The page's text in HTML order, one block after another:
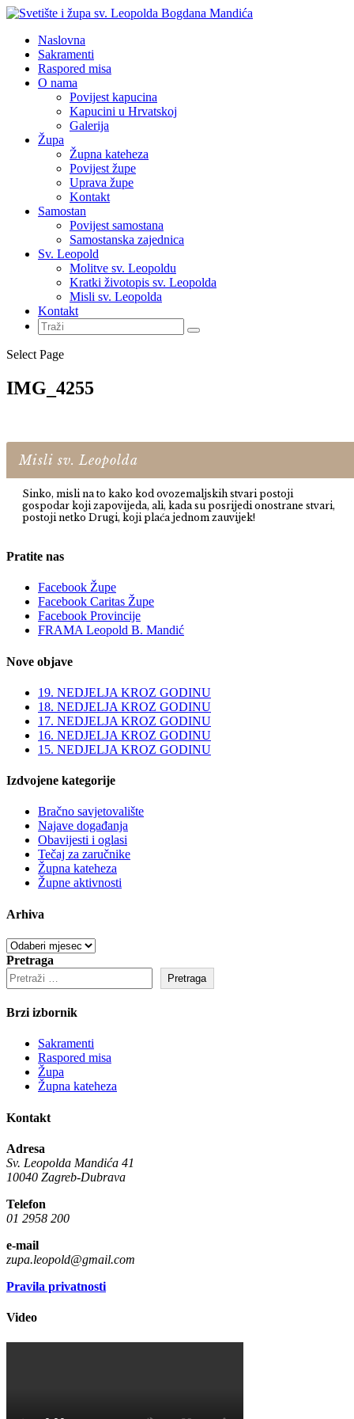
Naslovna
Sakramenti
Raspored misa
O nama
Povijest kapucina
Kapucini u Hrvatskoj
Galerija
Župa
Župna kateheza
Povijest župe
Uprava župe
Kontakt
Samostan
Povijest samostana
Samostanska zajednica
Sv. Leopold
Molitve sv. Leopoldu
Kratki životopis sv. Leopolda
Misli sv. Leopolda
Kontakt
Select Page
IMG_4255
Misli sv. Leopolda
Sinko, misli na to kako kod ovozemaljskih stvari postoji
gospodar koji zapovijeda, ali, kada su posrijedi onostrane stvari,
postoji netko Drugi, koji plaća jednom zauvijek!
Pratite nas
Facebook Župe
Facebook Caritas Župe
Facebook Provincije
FRAMA Leopold B. Mandić
Nove objave
19. NEDJELJA KROZ GODINU
18. NEDJELJA KROZ GODINU
17. NEDJELJA KROZ GODINU
16. NEDJELJA KROZ GODINU
15. NEDJELJA KROZ GODINU
Izdvojene kategorije
Bračno savjetovalište
Najave događanja
Obavijesti i oglasi
Tečaj za zaručnike
Župna kateheza
Župne aktivnosti
Arhiva
Arhiva
Pretraga
Pretraga
Brzi izbornik
Sakramenti
Raspored misa
Župa
Župna kateheza
Kontakt
Adresa
Sv. Leopolda Mandića 41
10040 Zagreb-Dubrava
Telefon
01 2958 200
e-mail
zupa.leopold@gmail.com
Pravila privatnosti
Video